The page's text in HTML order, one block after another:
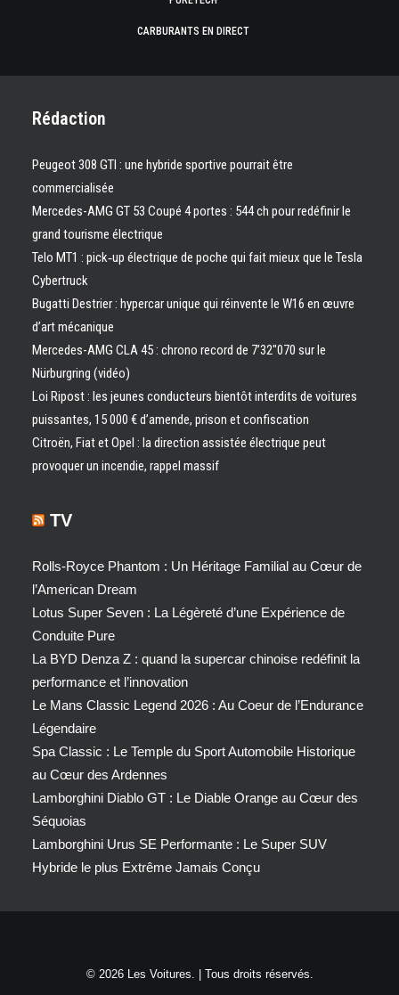
CARBURANTS EN DIRECT
Rédaction
Peugeot 308 GTI : une hybride sportive pourrait être
commercialisée
Mercedes-AMG GT 53 Coupé 4 portes : 544 ch pour redéfinir le
grand tourisme électrique
Telo MT1 : pick‑up électrique de poche qui fait mieux que le Tesla
Cybertruck
Bugatti Destrier : hypercar unique qui réinvente le W16 en œuvre
d’art mécanique
Mercedes-AMG CLA 45 : chrono record de 7’32″070 sur le
Nürburgring (vidéo)
Loi Ripost : les jeunes conducteurs bientôt interdits de voitures
puissantes, 15 000 € d’amende, prison et confiscation
Citroën, Fiat et Opel : la direction assistée électrique peut
provoquer un incendie, rappel massif
TV
Rolls-Royce Phantom : Un Héritage Familial au Cœur de
l’American Dream
Lotus Super Seven : La Légèreté d’une Expérience de
Conduite Pure
La BYD Denza Z : quand la supercar chinoise redéfinit la
performance et l’innovation
Le Mans Classic Legend 2026 : Au Coeur de l’Endurance
Légendaire
Spa Classic : Le Temple du Sport Automobile Historique
au Cœur des Ardennes
Lamborghini Diablo GT : Le Diable Orange au Cœur des
Séquoias
Lamborghini Urus SE Performante : Le Super SUV
Hybride le plus Extrême Jamais Conçu
© 2026 Les Voitures. | Tous droits réservés.